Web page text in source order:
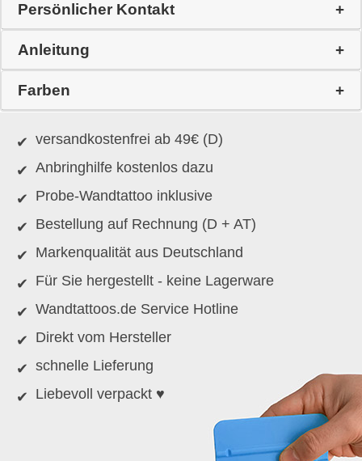
Persönlicher Kontakt
Anleitung
Farben
versandkostenfrei ab 49€ (D)
Anbringhilfe kostenlos dazu
Probe-Wandtattoo inklusive
Bestellung auf Rechnung (D + AT)
Markenqualität aus Deutschland
Für Sie hergestellt - keine Lagerware
Wandtattoos.de Service Hotline
Direkt vom Hersteller
schnelle Lieferung
Liebevoll verpackt ♥